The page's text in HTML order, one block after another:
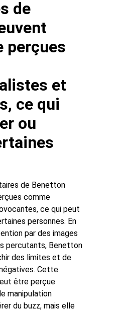
de
perçues
et
ce qui
ou
de Benetton
comme
ce qui peut
personnes. En
par des images
percutants, Benetton
des limites et de
Cette
être perçue
manipulation
du buzz, mais elle